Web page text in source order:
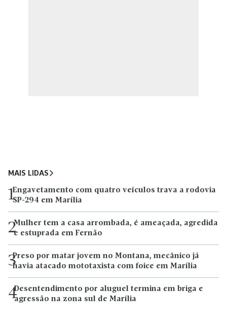
MAIS LIDAS
1Engavetamento com quatro veículos trava a rodovia
SP-294 em Marília
2Mulher tem a casa arrombada, é ameaçada, agredida
e estuprada em Fernão
3Preso por matar jovem no Montana, mecânico já
havia atacado mototaxista com foice em Marília
4Desentendimento por aluguel termina em briga e
agressão na zona sul de Marília